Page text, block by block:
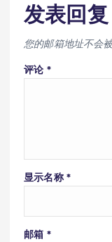
发表回复
您的邮箱地址不会被
评论 *
显示名称 *
邮箱 *